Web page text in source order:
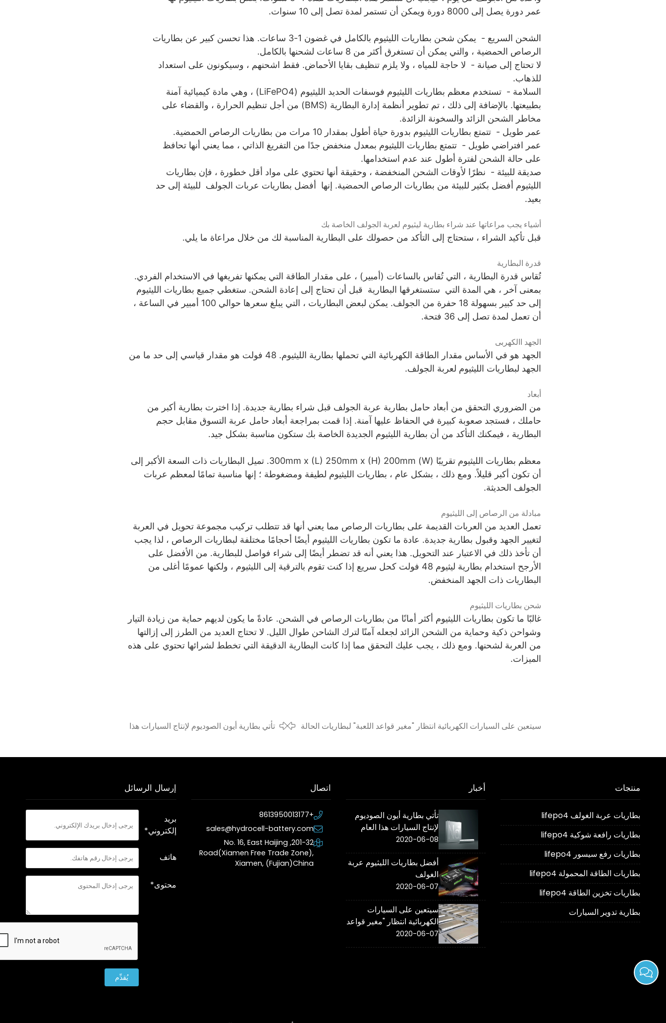
عمر دورة يصل إلى 8000 دورة ويمكن أن تستمر لمدة تصل إلى 10 سنوات.
الشحن السريع - يمكن شحن بطاريات الليثيوم بالكامل في غضون 1-3 ساعات. هذا تحسن كبير عن بطاريات
الرصاص الحمضية ، والتي يمكن أن تستغرق أكثر من 8 ساعات لشحنها بالكامل.
لا تحتاج إلى صيانة - لا حاجة للمياه ، ولا يلزم تنظيف بقايا الأحماض. فقط اشحنهم ، وسيكونون على استعداد
للذهاب.
السلامة - تستخدم معظم بطاريات الليثيوم فوسفات الحديد الليثيوم (LiFePO4) ، وهي مادة كيميائية آمنة
بطبيعتها. بالإضافة إلى ذلك ، تم تطوير أنظمة إدارة البطارية (BMS) من أجل تنظيم الحرارة ، والقضاء على
مخاطر الشحن الزائد والسخونة الزائدة.
عمر طويل - تتمتع بطاريات الليثيوم بدورة حياة أطول بمقدار 10 مرات من بطاريات الرصاص الحمضية.
عمر افتراضي طويل - تتمتع بطاريات الليثيوم بمعدل منخفض جدًا من التفريغ الذاتي ، مما يعني أنها تحافظ
على حالة الشحن لفترة أطول عند عدم استخدامها.
صديقة للبيئة - نظرًا لأوقات الشحن المنخفضة ، وحقيقة أنها تحتوي على مواد أقل خطورة ، فإن بطاريات
الليثيوم أفضل بكثير للبيئة من بطاريات الرصاص الحمضية. إنها أفضل بطاريات عربات الجولف للبيئة إلى حد
بعيد.
أشياء يجب مراعاتها عند شراء بطارية ليثيوم لعربة الجولف الخاصة بك
قبل تأكيد الشراء ، ستحتاج إلى التأكد من حصولك على البطارية المناسبة لك من خلال مراعاة ما يلي.
قدرة البطارية
تُقاس قدرة البطارية ، التي تُقاس بالساعات (أمبير) ، على مقدار الطاقة التي يمكنها تفريغها في الاستخدام الفردي.
بمعنى آخر ، هي المدة التي ستستغرقها البطارية قبل أن تحتاج إلى إعادة الشحن. ستغطي جميع بطاريات الليثيوم
إلى حد كبير بسهولة 18 حفرة من الجولف. يمكن لبعض البطاريات ، التي يبلغ سعرها حوالي 100 أمبير في الساعة ،
أن تعمل لمدة تصل إلى 36 فتحة.
الجهد االكهربى
الجهد هو في الأساس مقدار الطاقة الكهربائية التي تحملها بطارية الليثيوم. 48 فولت هو مقدار قياسي إلى حد ما من
الجهد لبطاريات الليثيوم لعربة الجولف.
أبعاد
من الضروري التحقق من أبعاد حامل بطارية عربة الجولف قبل شراء بطارية جديدة. إذا اخترت بطارية أكبر من
حاملك ، فستجد صعوبة كبيرة في الحفاظ عليها آمنة. إذا قمت بمراجعة أبعاد حامل عربة التسوق مقابل حجم
البطارية ، فيمكنك التأكد من أن بطارية الليثيوم الجديدة الخاصة بك ستكون مناسبة بشكل جيد.
معظم بطاريات الليثيوم تقريبًا (W) 300mm x (L) 250mm x (H) 200mm. تميل البطاريات ذات السعة الأكبر إلى
أن تكون أكبر قليلاً. ومع ذلك ، بشكل عام ، بطاريات الليثيوم لطيفة ومضغوطة ؛ إنها مناسبة تمامًا لمعظم عربات
الجولف الحديثة.
مبادلة من الرصاص إلى الليثيوم
تعمل العديد من العربات القديمة على بطاريات الرصاص مما يعني أنها قد تتطلب تركيب مجموعة تحويل في العربة
لتغيير الجهد وقبول بطارية جديدة. عادة ما تكون بطاريات الليثيوم أيضًا أحجامًا مختلفة لبطاريات الرصاص ، لذا يجب
أن تأخذ ذلك في الاعتبار عند التحويل. هذا يعني أنه قد تضطر أيضًا إلى شراء فواصل للبطارية. من الأفضل على
الأرجح استخدام بطارية ليثيوم 48 فولت كحل سريع إذا كنت تقوم بالترقية إلى الليثيوم ، ولكنها عمومًا أغلى من
البطاريات ذات الجهد المنخفض.
شحن بطاريات الليثيوم
غالبًا ما تكون بطاريات الليثيوم أكثر أمانًا من بطاريات الرصاص في الشحن. عادةً ما يكون لديهم حماية من زيادة التيار
وشواحن ذكية وحماية من الشحن الزائد لجعله آمنًا لترك الشاحن طوال الليل. لا تحتاج العديد من الطرز إلى إزالتها
من العربة لشحنها. ومع ذلك ، يجب عليك التحقق مما إذا كانت البطارية الدقيقة التي تخطط لشرائها تحتوي على هذه
الميزات.
سيتعين على السيارات الكهربائية انتظار "مغير قواعد اللعبة" لبطاريات الحالة
تأتي بطارية أيون الصوديوم لإنتاج السيارات هذا
منتجات
بطاريات عربة الغولف lifepo4
بطاريات رافعة شوكية lifepo4
بطاريات رفع سيسور lifepo4
بطاريات الطاقة المحمولة lifepo4
بطاريات تخزين الطاقة lifepo4
بطارية تدوير السيارات
أخبار
تأتي بطارية أيون الصوديوم
لإنتاج السيارات هذا العام
2020-06-08
أفضل بطاريات الليثيوم عربة
الغولف
2020-06-07
سيتعين على السيارات
الكهربائية انتظار "مغير قواعد
اللعبة" لبطاريات الحالة
الصلبة
2020-06-07
اتصال
+8613950013177
sales@hydrocell-battery.com
201-32, No. 16, East Haijing
Road(Xiamen Free Trade Zone),
Xiamen, (Fujian)China
إرسال الرسائل
بريد
إلكتروني*
هاتف
محتوى*
يُقدِّم